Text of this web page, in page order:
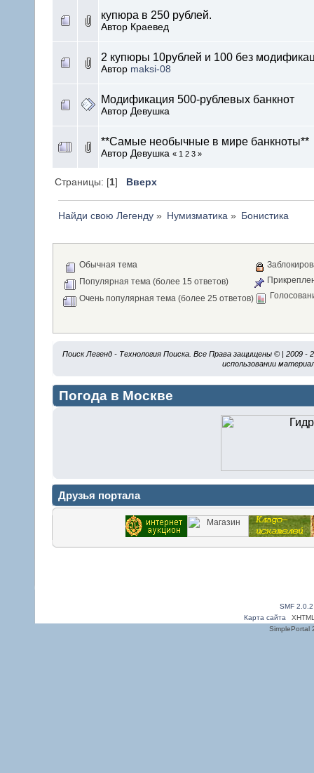
купюра в 250 рублей.
Автор Краевед
2 купюры 10рублей и 100 без
Автор maksi-08
Модификация 500-рублевых банкнот
Автор Девушка
**Самые необычные в мире банкноты**
Автор Девушка « 1 2 3 »
Страницы: [1] Вверх
Найди свою Легенду » Нумизматика» Бонистика
Обычная тема
Популярная тема (более 15 ответов)
Очень популярная тема (более 25 ответов)
Поиск Легенд - Технология Поиска. Все Права защищены © | 2009 -
использовании
Погода в Москве
Друзья портала
SMF 2.0.2
Карта сайта
SimplePortal